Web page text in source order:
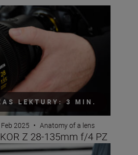
LEKTURY: 3 MIN.
Z 28-135mm f/4 PZ
2025 • Anatomy of a lens
Z 28-135mm f/4 PZ
Z 35mm f/1.2 S